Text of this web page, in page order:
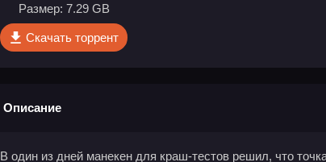
Размер: 7.29 GB
Скачать торрент
Описание
В один из дней манекен для краш-тестов решил, что